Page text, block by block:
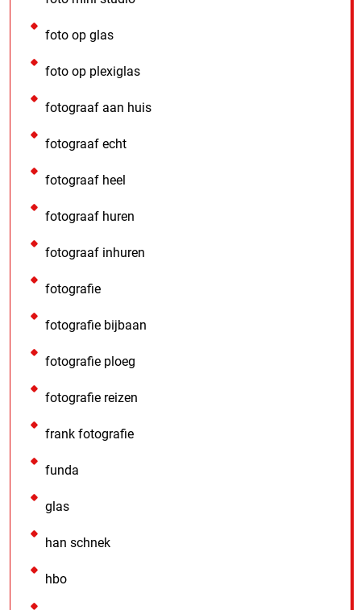
foto op glas
foto op plexiglas
fotograaf aan huis
fotograaf echt
fotograaf heel
fotograaf huren
fotograaf inhuren
fotografie
fotografie bijbaan
fotografie ploeg
fotografie reizen
frank fotografie
funda
glas
han schnek
hbo